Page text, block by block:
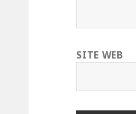
SITE WEB